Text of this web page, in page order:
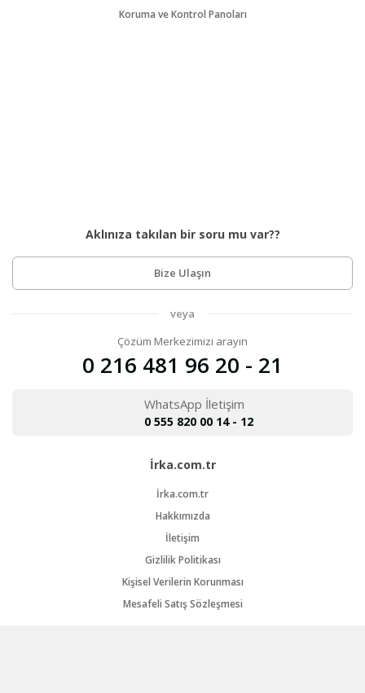
Koruma ve Kontrol Panoları
Aklınıza takılan bir soru mu var??
Bize Ulaşın
veya
Çözüm Merkezimizi arayın
0 216 481 96 20 - 21
WhatsApp İletişim
0 555 820 00 14 - 12
İrka.com.tr
İrka.com.tr
Hakkımızda
İletişim
Gizlilik Politikası
Kişisel Verilerin Korunması
Mesafeli Satış Sözleşmesi